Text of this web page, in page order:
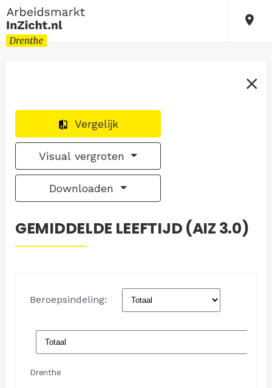
Vergelijk
Visual vergroten
Downloaden
GEMIDDELDE LEEFTIJD (AIZ 3.0)